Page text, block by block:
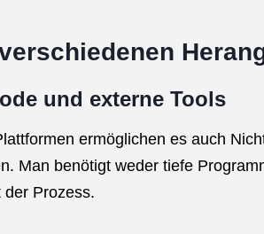
und externe Tools
ermöglichen es auch
Man benötigt weder tiefe
der Prozess.